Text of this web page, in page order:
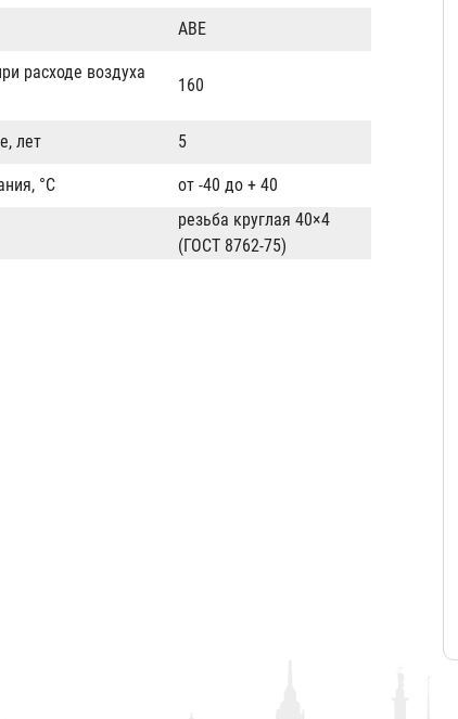
ABE
расходе воздуха
160
лет 5
°С от -40 до + 40
резьба круглая 40×4
(ГОСТ 8762-75)